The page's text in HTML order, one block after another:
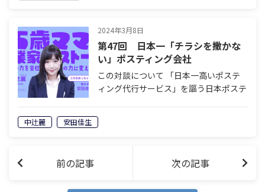
2024年3月8日
第47回 日本一「チラシを撒かな
い」ポスティング会社
この対談について 「日本一高いポステ
ィング代行サービス」を謳う日本ポステ
ジネスを作り上げたのは、壮絶な幼少期
を過ごし、15歳でママになった中辻麗
中辻麗 安田佳生
前の記事 次の記事